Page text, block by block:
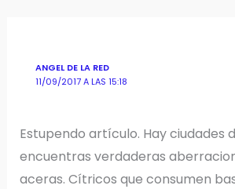
ANGEL DE LA RED
11/09/2017 A LAS 15:18
Estupendo artículo. Hay ciudades
encuentras verdaderas
aceras. Cítricos que consumen